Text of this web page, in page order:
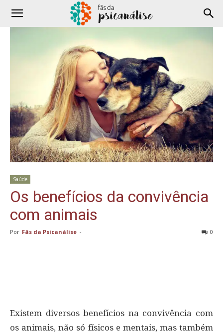
Saúde
Os benefícios da convivência
com animais
Por Fãs da Psicanálise - 0
Existem diversos benefícios na convivência com
os animais, não só físicos e mentais, mas também